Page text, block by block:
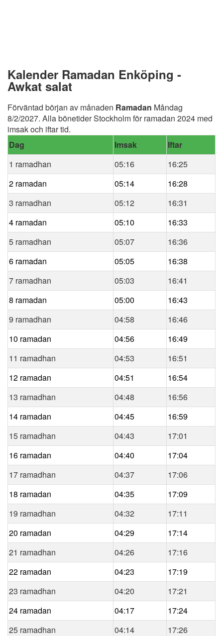
Kalender Ramadan Enköping -
Awkat salat
Förväntad början av månaden Ramadan Måndag
8/2/2027. Alla bönetider Stockholm för ramadan 2024 med
imsak och iftar tid.
Dag
Imsak
Iftar
1 ramadhan
05:16
16:25
2 ramadan
05:14
16:28
3 ramadhan
05:12
16:31
4 ramadan
05:10
16:33
5 ramadhan
05:07
16:36
6 ramadan
05:05
16:38
7 ramadhan
05:03
16:41
8 ramadan
05:00
16:43
9 ramadhan
04:58
16:46
10 ramadan
04:56
16:49
11 ramadhan
04:53
16:51
12 ramadan
04:51
16:54
13 ramadhan
04:48
16:56
14 ramadan
04:45
16:59
15 ramadhan
04:43
17:01
16 ramadan
04:40
17:04
17 ramadhan
04:37
17:06
18 ramadan
04:35
17:09
19 ramadhan
04:32
17:11
20 ramadan
04:29
17:14
21 ramadhan
04:26
17:16
22 ramadan
04:23
17:19
23 ramadhan
04:20
17:21
24 ramadan
04:17
17:24
25 ramadhan
04:14
17:26